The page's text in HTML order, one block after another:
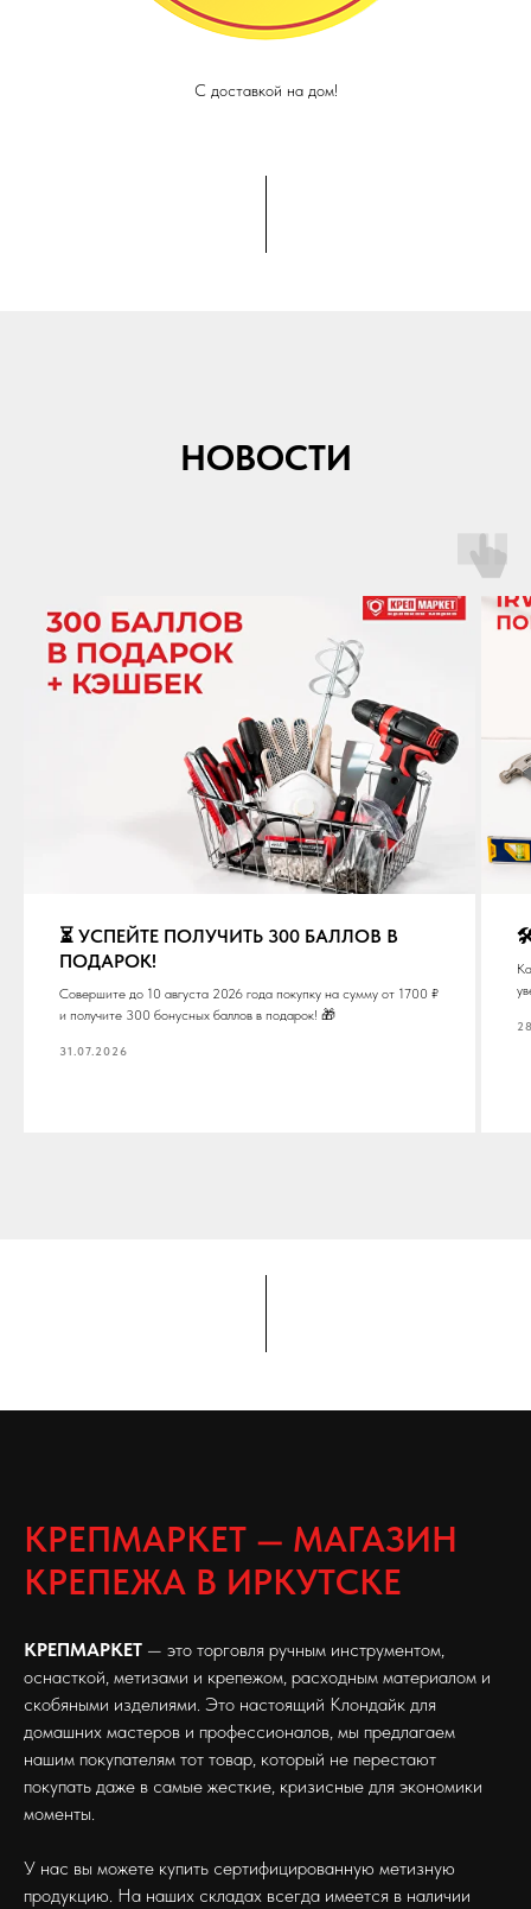
С доставкой на дом!
НОВОСТИ
⏳ УСПЕЙТЕ ПОЛУЧИТЬ 300 БАЛЛОВ В
ПОДАРОК!
Совершите до 10 августа 2026 года покупку на сумму от 1700 ₽
и получите 300 бонусных баллов в подарок! 🎁
31.07.2026
КРЕПМАРКЕТ — МАГАЗИН
КРЕПЕЖА В ИРКУТСКЕ
КРЕПМАРКЕТ — это торговля ручным инструментом,
оснасткой, метизами и крепежом, расходным материалом и
скобяными изделиями. Это настоящий Клондайк для
домашних мастеров и профессионалов, мы предлагаем
нашим покупателям тот товар, который не перестают
покупать даже в самые жесткие, кризисные для экономики
моменты.
У нас вы можете купить сертифицированную метизную
продукцию. На наших складах всегда имеется в наличии